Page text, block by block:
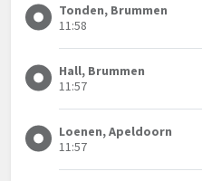
Tonden, Brummen
11:58
Hall, Brummen
11:57
Loenen, Apeldoorn
11:57